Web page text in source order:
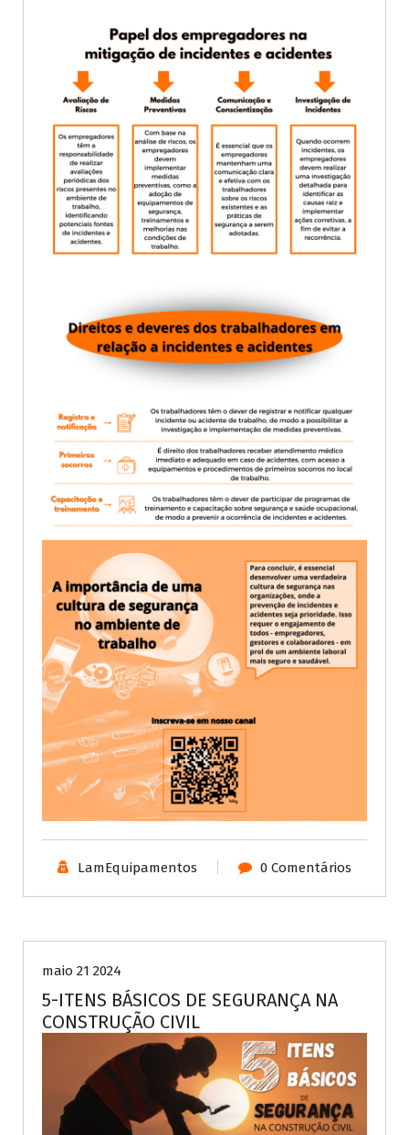
LamEquipamentos 0 Comentários
maio 21 2024
5-ITENS BÁSICOS DE SEGURANÇA NA
CONSTRUÇÃO CIVIL